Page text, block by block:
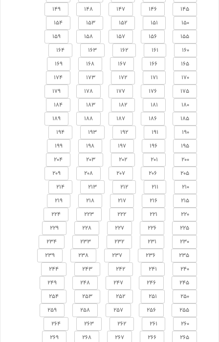
145
146
147
148
149
150
151
152
153
154
155
156
157
158
159
160
161
162
163
164
165
166
167
168
169
170
171
172
173
174
175
176
177
178
179
180
181
182
183
184
185
186
187
188
189
190
191
192
193
194
195
196
197
198
199
200
201
202
203
204
205
206
207
208
209
210
211
212
213
214
215
216
217
218
219
220
221
222
223
224
225
226
227
228
229
230
231
232
233
234
235
236
237
238
239
240
241
242
243
244
245
246
247
248
249
250
251
252
253
254
255
256
257
258
259
260
261
262
263
264
265
266
267
268
269